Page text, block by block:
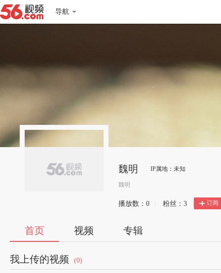
导航
魏明 IP属地：未知
魏明
播放数： 0 粉丝： 3 订阅
首页 视频 专辑
我上传的视频 (0)